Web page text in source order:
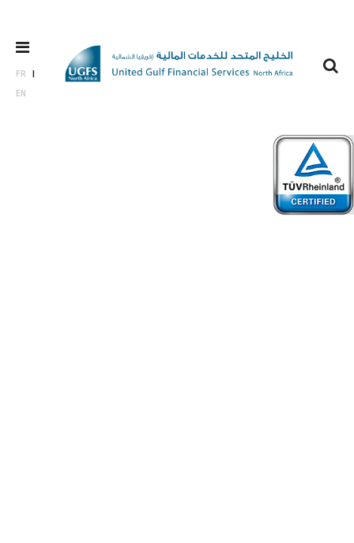
FR
EN